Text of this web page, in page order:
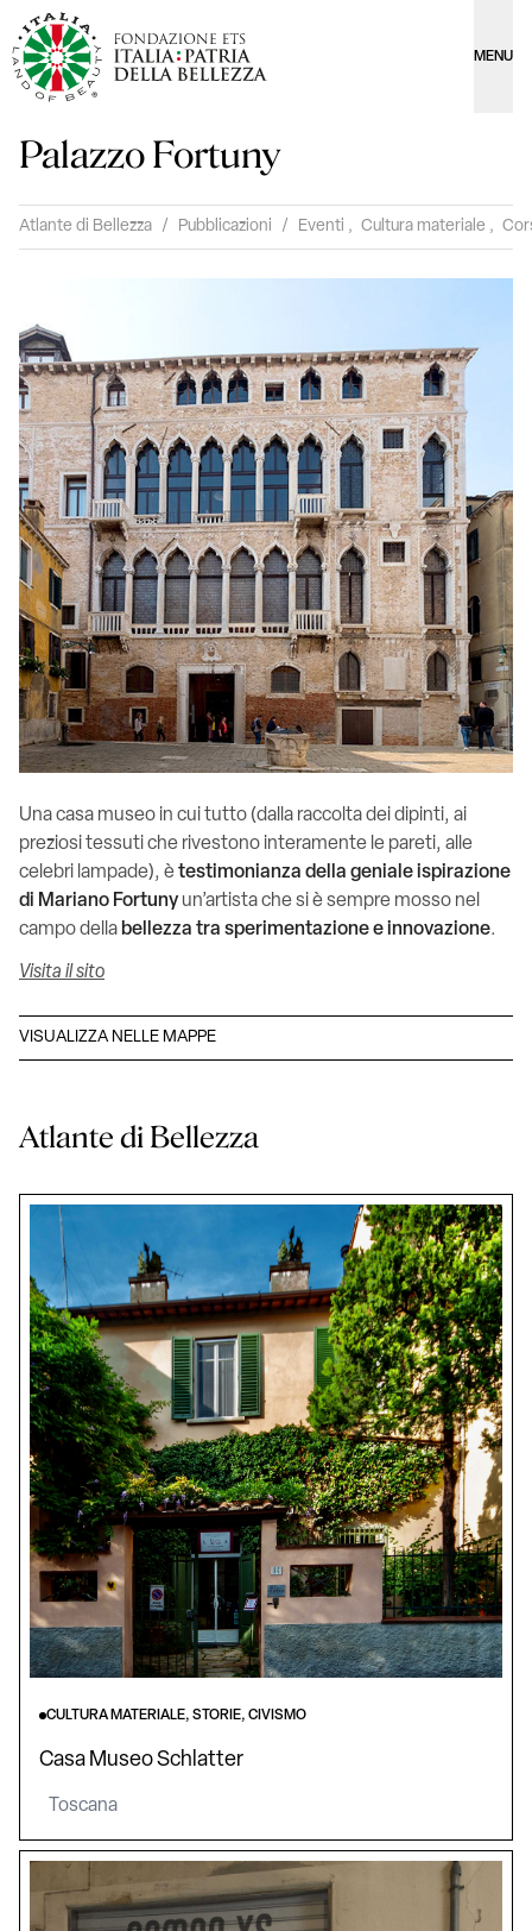
MENU
Palazzo Fortuny
Atlante di Bellezza / Pubblicazioni / Eventi , Cultura materiale ,
Una casa museo in cui tutto (dalla raccolta dei dipinti, ai
preziosi tessuti che rivestono interamente le pareti, alle
celebri lampade), ètestimonianza della geniale ispirazione
di Mariano Fortuny un’artista che si è sempre mosso nel
campo della bellezza tra sperimentazione e innovazione.
Visita il sito
VISUALIZZA NELLE MAPPE
Atlante di Bellezza
CULTURA MATERIALE, STORIE, CIVISMO
Casa Museo Schlatter
Toscana